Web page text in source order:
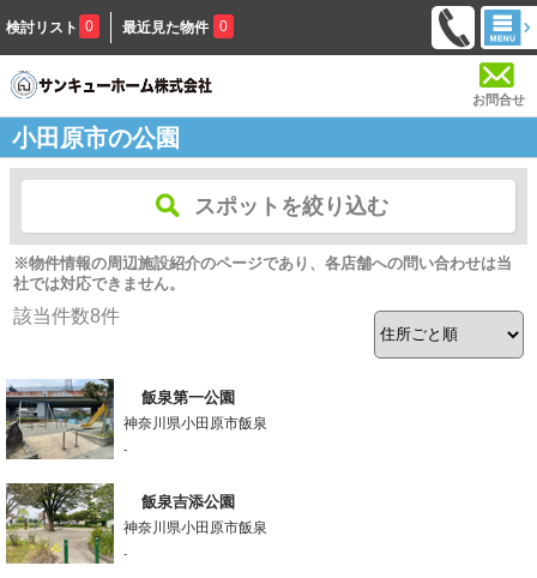
検討リスト 0 最近見た物件 0
お問合せ
小田原市の公園
スポットを絞り込む
※物件情報の周辺施設紹介のページであり、各店舗への問い合わせは当
社では対応できません。
該当件数8件
飯泉第一公園
神奈川県小田原市飯泉
-
飯泉吉添公園
神奈川県小田原市飯泉
-